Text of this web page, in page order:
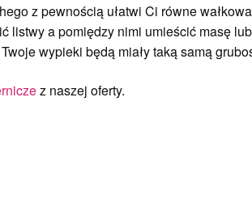
z pewnością ułatwi Ci równe
listwy a pomiędzy nimi umieścić masę
wypieki będą miały taką samą
z naszej oferty.